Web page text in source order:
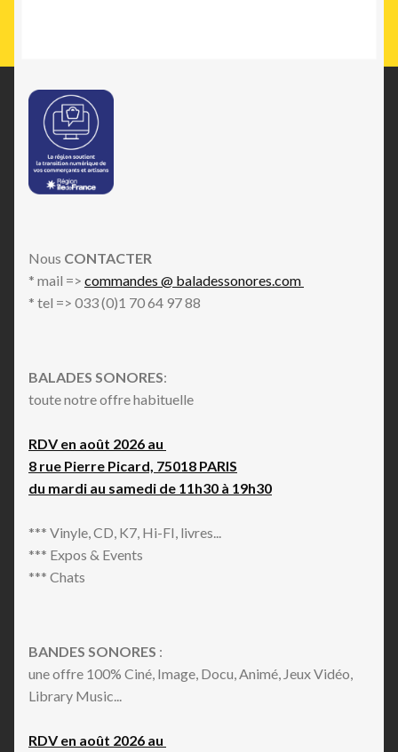
Nous CONTACTER
* mail => commandes @ baladessonores.com
* tel => 033 (0)1 70 64 97 88
BALADES SONORES:
toute notre offre habituelle
RDV en août 2026 au
8 rue Pierre Picard, 75018 PARIS
du mardi au samedi de 11h30 à 19h30
*** Vinyle, CD, K7, Hi-FI, livres...
*** Expos & Events
*** Chats
BANDES SONORES :
une offre 100% Ciné, Image, Docu, Animé, Jeux Vidéo,
Library Music...
RDV en août 2026 au